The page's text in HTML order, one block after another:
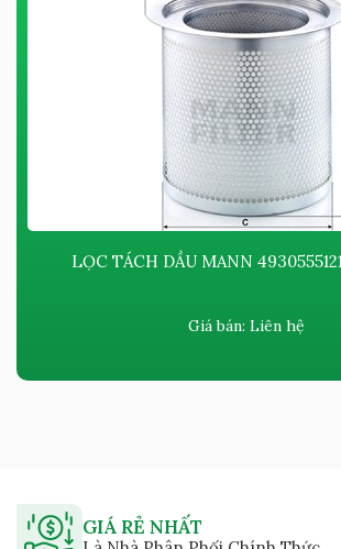
LỌC TÁCH DẦU MANN
Giá bán: Liên hệ
GIÁ RẺ NHẤT